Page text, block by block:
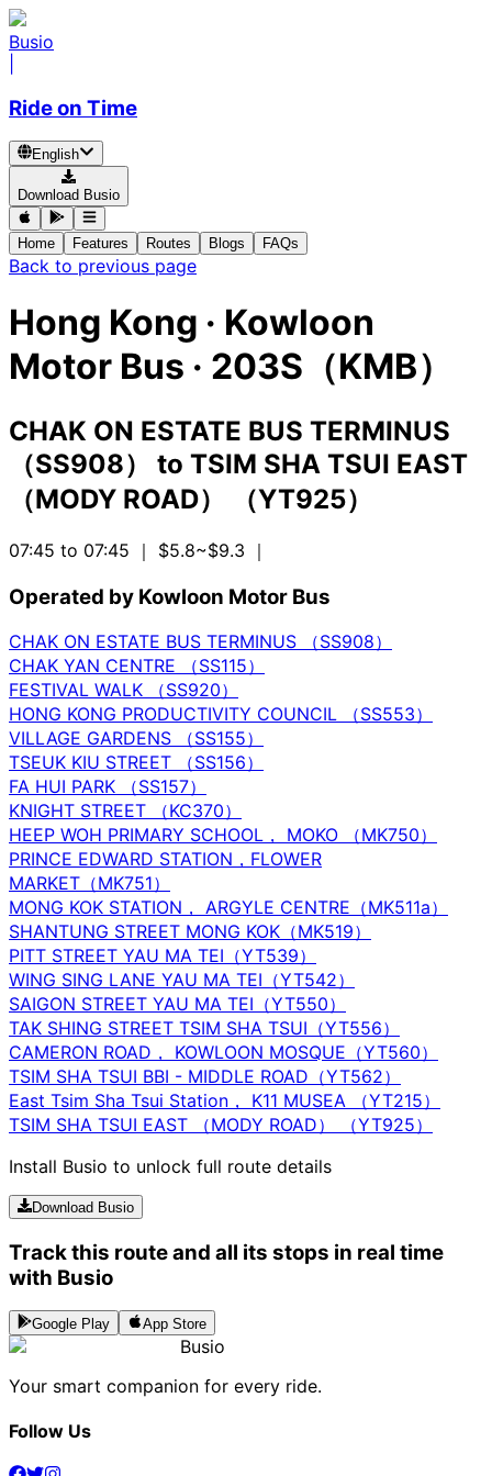
Busio
Ride on Time
English
Download Busio
Home Features Routes Blogs FAQs
Back to previous page
Hong Kong · Kowloon
Motor Bus · 203S（KMB）
CHAK ON ESTATE BUS TERMINUS
（SS908）
to TSIM SHA TSUI EAST
（MODY ROAD） （YT925）
07:45 to 07:45 ｜ $5.8~$9.3 ｜
Operated by Kowloon Motor Bus
CHAK ON ESTATE BUS TERMINUS （SS908）
CHAK YAN CENTRE （SS115）
FESTIVAL WALK （SS920）
HONG KONG PRODUCTIVITY COUNCIL （SS553）
VILLAGE GARDENS （SS155）
TSEUK KIU STREET （SS156）
FA HUI PARK （SS157）
KNIGHT STREET （KC370）
HEEP WOH PRIMARY SCHOOL， MOKO （MK750）
PRINCE EDWARD STATION，FLOWER
MARKET（MK751）
MONG KOK STATION， ARGYLE CENTRE（MK511a）
SHANTUNG STREET MONG KOK（MK519）
PITT STREET YAU MA TEI（YT539）
WING SING LANE YAU MA TEI（YT542）
SAIGON STREET YAU MA TEI（YT550）
TAK SHING STREET TSIM SHA TSUI（YT556）
CAMERON ROAD， KOWLOON MOSQUE（YT560）
TSIM SHA TSUI BBI - MIDDLE ROAD（YT562）
East Tsim Sha Tsui Station， K11 MUSEA （YT215）
TSIM SHA TSUI EAST （MODY ROAD） （YT925）
Install Busio to unlock full route details
Download Busio
Track this route and all its stops in real time
with Busio
Google Play App Store
Busio
Your smart companion for every ride.
Follow Us